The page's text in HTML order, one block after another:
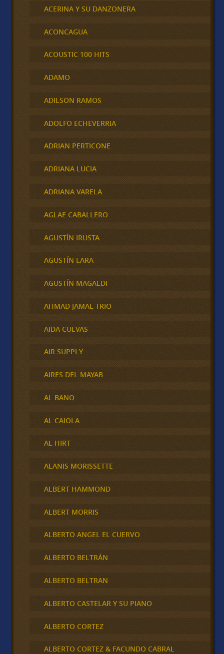
ACERINA Y SU DANZONERA
ACONCAGUA
ACOUSTIC 100 HITS
ADAMO
ADILSON RAMOS
ADOLFO ECHEVERRIA
ADRIAN PERTICONE
ADRIANA LUCIA
ADRIANA VARELA
AGLAE CABALLERO
AGUSTÍN IRUSTA
AGUSTÍN LARA
AGUSTÍN MAGALDI
AHMAD JAMAL TRIO
AIDA CUEVAS
AIR SUPPLY
AIRES DEL MAYAB
AL BANO
AL CAIOLA
AL HIRT
ALANIS MORISSETTE
ALBERT HAMMOND
ALBERT MORRIS
ALBERTO ANGEL EL CUERVO
ALBERTO BELTRÁN
ALBERTO BELTRAN
ALBERTO CASTELAR Y SU PIANO
ALBERTO CORTEZ
ALBERTO CORTEZ & FACUNDO CABRAL